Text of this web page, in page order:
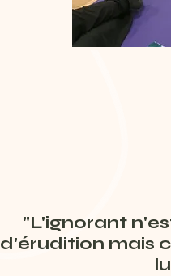
"L'ignorant
d'érudition mais